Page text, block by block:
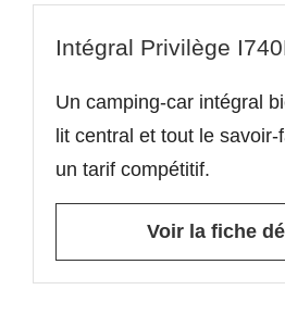
Intégral Privilège
Un camping-car intégral
lit central et tout le
un tarif compétitif.
Voir la fiche